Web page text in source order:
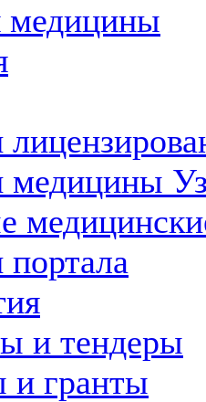
медицины
медицины
и тендеры
и гранты